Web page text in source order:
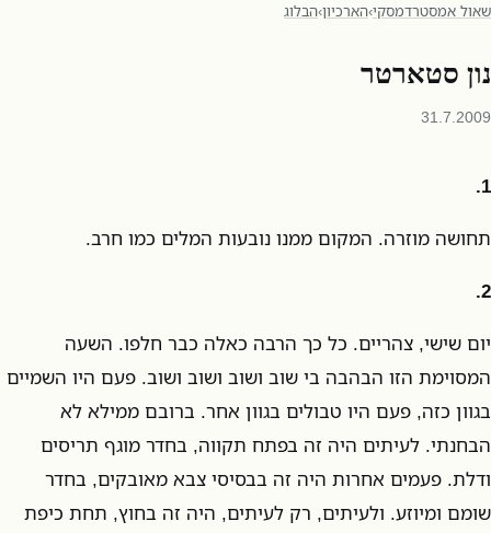
שאול אמסטרדמסקי›הארכיון›הבלוג
נון סטארטר
31.7.2009
1.
תחושה מוזרה. המקום ממנו נובעות המלים כמו חרב.
2.
יום שישי, צהריים. כל כך הרבה כאלה כבר חלפו. השעה
המסוימת הזו הבהבה בי שוב ושוב ושוב ושוב. פעם היו השמיים
בגוון כזה, פעם היו טבולים בגוון אחר. ברובם ממילא לא
הבחנתי. לעיתים היה זה בפתח תקווה, בחדר מוגף תריסים
ודלת. פעמים אחרות היה זה בבסיסי צבא מאובקים, בחדר
שומם ומיוזע. ולעיתים, רק לעיתים, היה זה בחוץ, תחת כיפת